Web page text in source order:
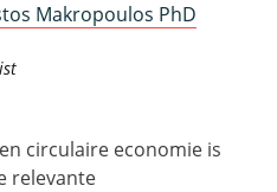
Makropoulos PhD
circulaire economie is
relevante